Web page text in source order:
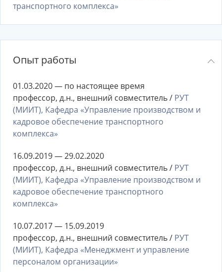
транспортного комплекса»
Опыт работы
01.03.2020 — по настоящее время
профессор, д.н., внешний совместитель / РУТ
(МИИТ), Кафедра «Управление производством и
кадровое обеспечение транспортного
комплекса»
16.09.2019 — 29.02.2020
профессор, д.н., внешний совместитель / РУТ
(МИИТ), Кафедра «Управление производством и
кадровое обеспечение транспортного
комплекса»
10.07.2017 — 15.09.2019
профессор, д.н., внешний совместитель / РУТ
(МИИТ), Кафедра «Менеджмент и управление
персоналом организации»